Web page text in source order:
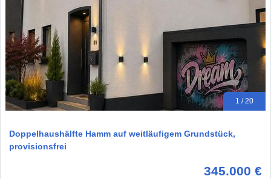
1 / 20
Doppelhaushälfte Hamm auf weitläufigem Grundstück,
provisionsfrei
345.000 €